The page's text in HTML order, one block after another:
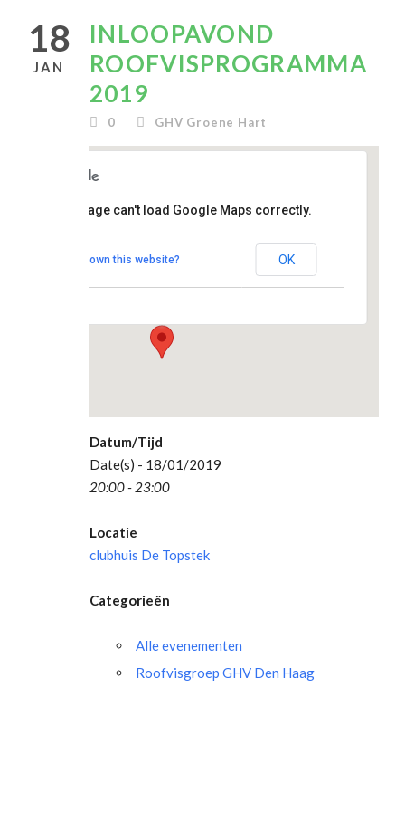
18
JAN
INLOOPAVOND
ROOFVISPROGRAMMA
2019
0 GHV Groene Hart
De
Madesteinweg 34
This page can't load Google Maps correctly.
Do you own this website? OK
Datum/Tijd
Date(s) - 18/01/2019
20:00 - 23:00
Locatie
clubhuis De Topstek
Categorieën
Alle evenementen
Roofvisgroep GHV Den Haag